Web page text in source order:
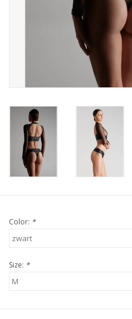
Color: *
Size: *